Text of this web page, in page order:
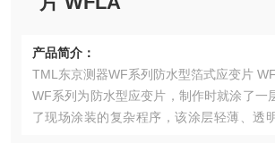
产品简介：
TML东京测器WF系列防水型箔式应变片
WF系列为防水型应变片，制作时就涂了一
了现场涂装的复杂程序，该涂层轻薄、透